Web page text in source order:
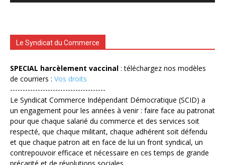
Le Syndicat du Commerce
SPECIAL harcèlement vaccinal : téléchargez nos modèles
de courriers : Vos droits
--------------------------------------
Le Syndicat Commerce Indépendant Démocratique (SCID) a
un engagement pour les années à venir : faire face au patronat
pour que chaque salarié du commerce et des services soit
respecté, que chaque militant, chaque adhérent soit défendu
et que chaque patron ait en face de lui un front syndical, un
contrepouvoir efficace et nécessaire en ces temps de grande